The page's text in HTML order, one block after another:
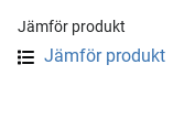
Jämför produkt
Jämför produkt